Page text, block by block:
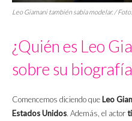
Leo Giamani también sabía modelar. /
¿Quién es Leo
sobre su
Comencemos diciendo que Leo
Estados Unidos. Además, el actor